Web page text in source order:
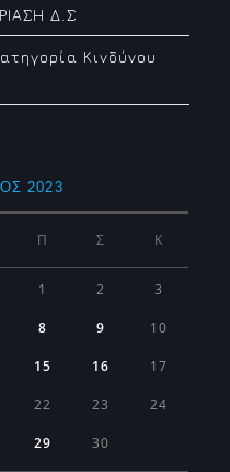
Δ.Σ
Κινδύνου
2023
Π Σ Κ
1 2 3
8 9 10
15 16 17
22 23 24
29 30